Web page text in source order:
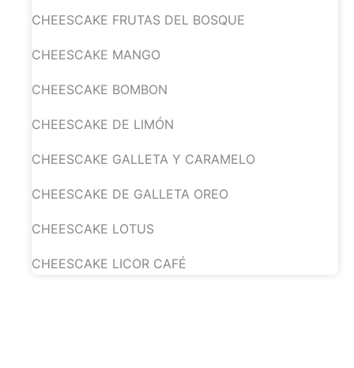
CHEESCAKE FRUTAS DEL BOSQUE
CHEESCAKE MANGO
CHEESCAKE BOMBON
CHEESCAKE DE LIMÓN
CHEESCAKE GALLETA Y CARAMELO
CHEESCAKE DE GALLETA OREO
CHEESCAKE LOTUS
CHEESCAKE LICOR CAFÉ